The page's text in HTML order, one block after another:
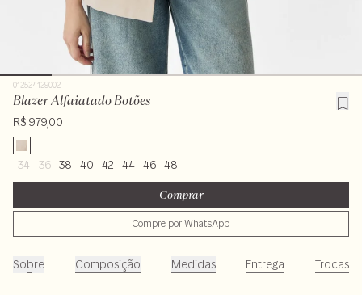
012524129002
Blazer Alfaiatado Botões
R$ 979,00
34 36 38 40 42 44 46 48
Comprar
Compre por WhatsApp
Sobre Composição Medidas Entrega Trocas